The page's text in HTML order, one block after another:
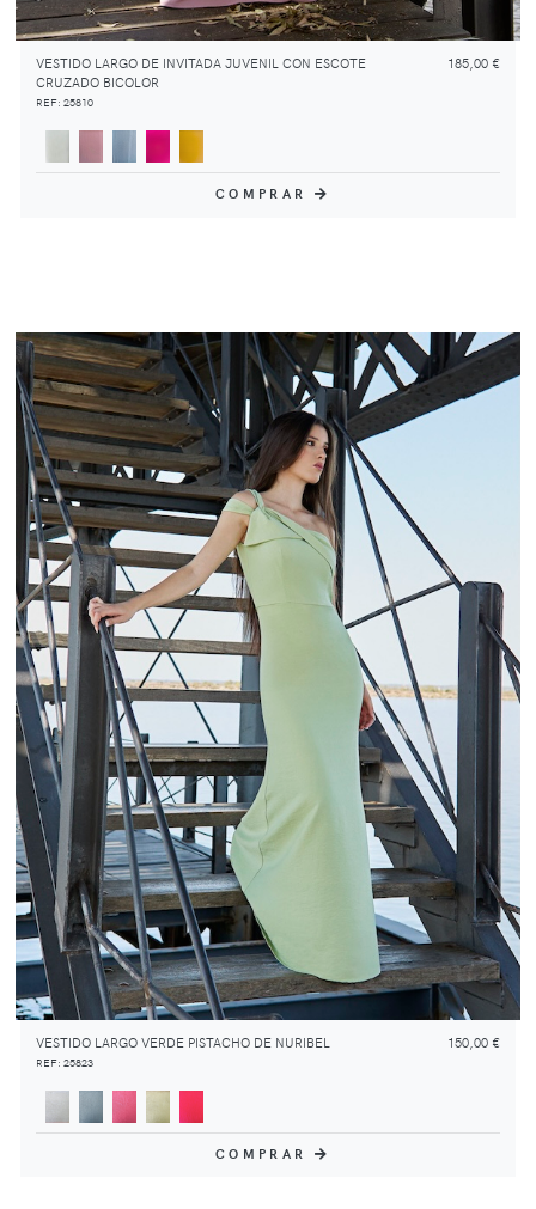
VESTIDO LARGO DE INVITADA JUVENIL CON ESCOTE
CRUZADO BICOLOR
185,00 €
REF: 25810
COMPRAR
VESTIDO LARGO VERDE PISTACHO DE NURIBEL 150,00 €
REF: 25823
COMPRAR